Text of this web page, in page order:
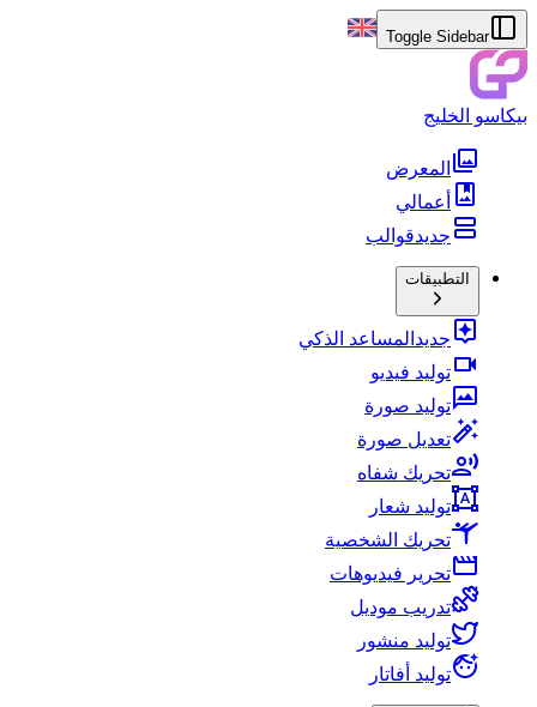
Toggle Sidebar
بيكاسو الخليج
المعرض
أعمالي
جديدقوالب
التطبيقات
جديد المساعد الذكي
توليد فيديو
توليد صورة
تعديل صورة
تحريك شفاه
توليد شعار
تحريك الشخصية
تحرير فيديوهات
تدريب موديل
توليد منشور
توليد أفاتار